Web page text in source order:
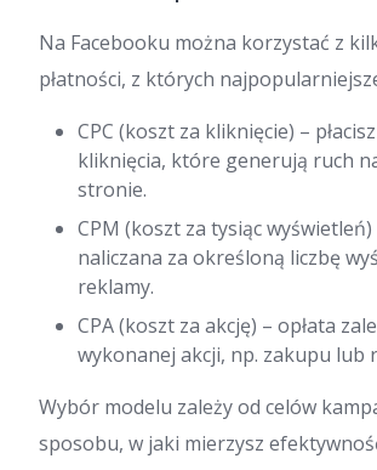
Na Facebooku można korzystać z
płatności, z których
CPC (koszt za kliknięcie) –
kliknięcia, które generują ruch
stronie.
CPM (koszt za tysiąc wyświetleń)
naliczana za określoną liczbę
reklamy.
CPA (koszt za akcję) – opłata
wykonanej akcji, np. zakupu lub
Wybór modelu zależy od celów
sposobu, w jaki mierzysz